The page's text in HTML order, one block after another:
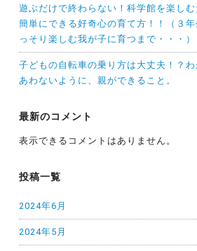
遊ぶだけで終わらない！科学館を楽し
簡単にできる好奇心の育て方！！（３
っそり楽しむ我が子に育つまで・・・）
子どもの自転車の乗り方は大丈夫！？
あわないように、親ができること。
最新のコメント
表示できるコメントはありません。
投稿一覧
2024年6月
2024年5月